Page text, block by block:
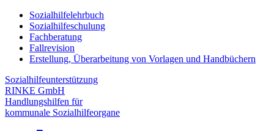
Sozialhilfelehrbuch
Sozialhilfeschulung
Fachberatung
Fallrevision
Erstellung, Überarbeitung von Vorlagen und Handbüchern
Sozialhilfeunterstützung
RINKE GmbH
Handlungshilfen für
kommunale Sozialhilfeorgane